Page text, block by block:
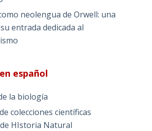
neolengua de Orwell: una
entrada dedicada al
español
la biología
colecciones científicas
HIstoria Natural